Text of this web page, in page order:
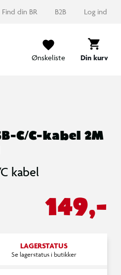
Find din BR B2B Log ind
Ønskeliste
Din kurv
C/C-kabel 2M
kabel
149,-
LAGERSTATUS
Se lagerstatus i butikker